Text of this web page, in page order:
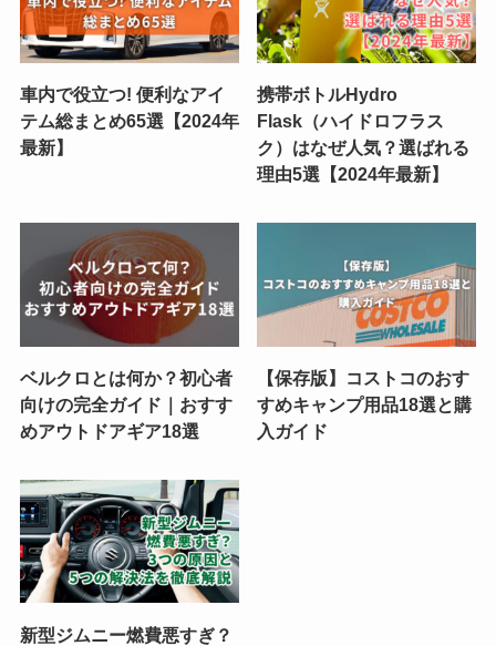
車内で役立つ! 便利なアイ
テム総まとめ65選【2024年
最新】
携帯ボトルHydro
Flask（ハイドロフラス
ク）はなぜ人気？選ばれる
理由5選【2024年最新】
ベルクロとは何か？初心者
向けの完全ガイド｜おすす
めアウトドアギア18選
【保存版】コストコのおす
すめキャンプ用品18選と購
入ガイド
新型ジムニー燃費悪すぎ？